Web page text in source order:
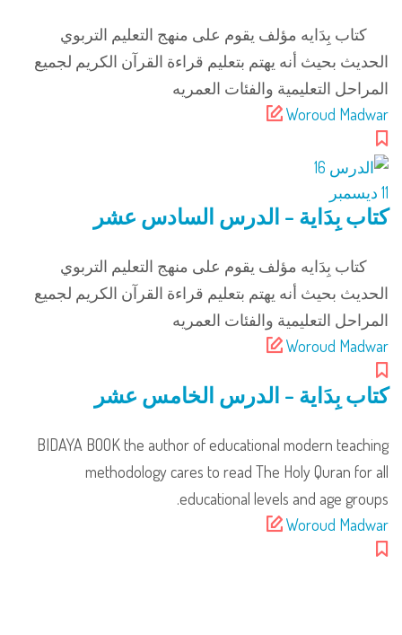
كتاب بِدَايه مؤلف يقوم على منهج التعليم التربوي
الحديث بحيث أنه يهتم بتعليم قراءة القرآن الكريم لجميع
المراحل التعليمية والفئات العمريه
Woroud Madwar
11 ديسمبر
كتاب بِدَاية – الدرس السادس عشر
كتاب بِدَايه مؤلف يقوم على منهج التعليم التربوي
الحديث بحيث أنه يهتم بتعليم قراءة القرآن الكريم لجميع
المراحل التعليمية والفئات العمريه
Woroud Madwar
كتاب بِدَاية – الدرس الخامس عشر
BIDAYA BOOK the author of educational modern teaching
methodology cares to read The Holy Quran for all
educational levels and age groups.
Woroud Madwar